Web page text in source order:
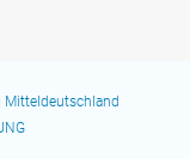
Mitteldeutschland